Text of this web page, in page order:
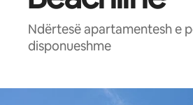
Ndërtesë apartamentesh e
disponueshme